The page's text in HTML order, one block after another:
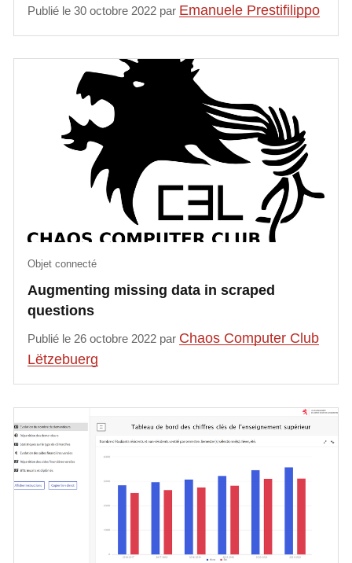
Publié le 30 octobre 2022 par Emanuele Prestifilippo
Augmenting missing data in scraped
questions
Objet connecté
Publié le 26 octobre 2022 par Chaos Computer Club
Lëtzebuerg